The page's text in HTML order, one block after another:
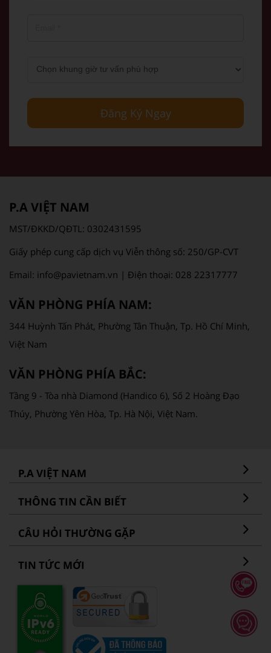
Đăng Ký Ngay
P.A VIỆT NAM
MST/ĐKKD/QĐTL: 0302431595
Giấy phép cung cấp dịch vụ Viễn thông số: 250/GP-CVT
Email: info@pavietnam.vn | Điện thoại: 028 22317777
VĂN PHÒNG PHÍA NAM:
344 Huỳnh Tấn Phát, Phường Tân Thuận, Tp. Hồ Chí Minh,
Việt Nam
VĂN PHÒNG PHÍA BẮC:
Tầng 9 - Tòa nhà Diamond (Handico 6), Số 2 Hoàng Đạo
Thúy, Phường Yên Hòa, Tp. Hà Nội, Việt Nam.
P.A VIỆT NAM
THÔNG TIN CẦN BIẾT
CÂU HỎI THƯỜNG GẶP
TIN TỨC MỚI